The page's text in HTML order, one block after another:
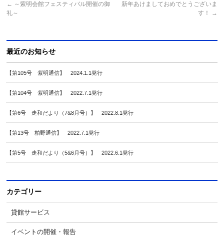
← ～紫明会館フェスティバル開催の御
礼～
新年あけましておめでとうございま
す！
→
最近のお知らせ
【第105号 紫明通信】 2024.1.1発行
【第104号 紫明通信】 2022.7.1発行
【第6号 走和だより（7&8月号）】 2022.8.1発行
【第13号 柏野通信】 2022.7.1発行
【第5号 走和だより（5&6月号）】 2022.6.1発行
カテゴリー
貸館サービス
イベントの開催・報告